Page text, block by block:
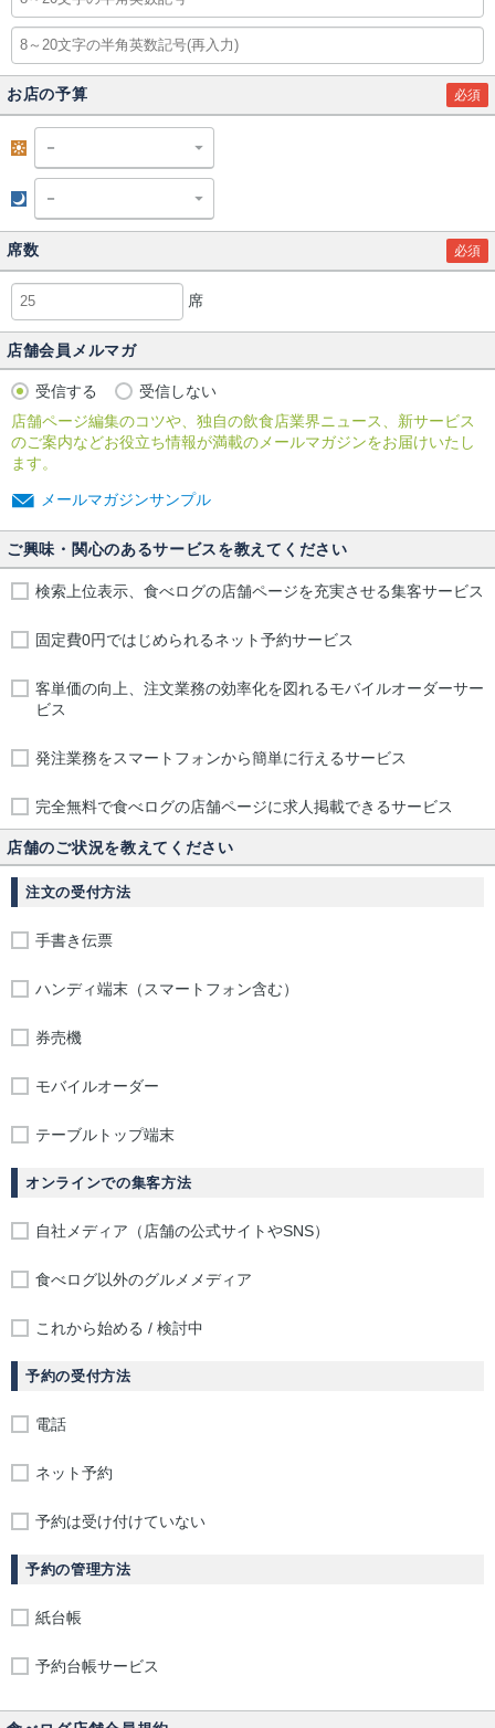
お店の予算 必須
席数 必須
席
店舗会員メルマガ
受信する
受信しない
店舗ページ編集のコツや、独自の飲食店業界ニュース、新サービス
のご案内などお役立ち情報が満載のメールマガジンをお届けいたし
ます。
メールマガジンサンプル
ご興味・関心のあるサービスを教えてください
検索上位表示、食べログの店舗ページを充実させる集客サービス
固定費0円ではじめられるネット予約サービス
客単価の向上、注文業務の効率化を図れるモバイルオーダーサー
ビス
発注業務をスマートフォンから簡単に行えるサービス
完全無料で食べログの店舗ページに求人掲載できるサービス
店舗のご状況を教えてください
注文の受付方法
手書き伝票
ハンディ端末（スマートフォン含む）
券売機
モバイルオーダー
テーブルトップ端末
オンラインでの集客方法
自社メディア（店舗の公式サイトやSNS）
食べログ以外のグルメメディア
これから始める / 検討中
予約の受付方法
電話
ネット予約
予約は受け付けていない
予約の管理方法
紙台帳
予約台帳サービス